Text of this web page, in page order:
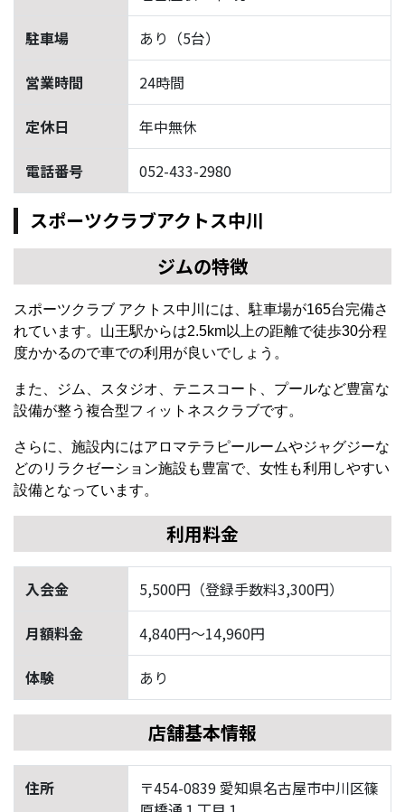
駐車場 あり（5台）
営業時間 24時間
定休日 年中無休
電話番号 052-433-2980
スポーツクラブアクトス中川
ジムの特徴
スポーツクラブ アクトス中川には、駐車場が165台完備さ
れています。山王駅からは2.5km以上の距離で徒歩30分程
度かかるので車での利用が良いでしょう。
また、ジム、スタジオ、テニスコート、プールなど豊富な
設備が整う複合型フィットネスクラブです。
さらに、施設内にはアロマテラピールームやジャグジーな
どのリラクゼーション施設も豊富で、女性も利用しやすい
設備となっています。
利用料金
入会金 5,500円（登録手数料3,300円）
月額料金 4,840円〜14,960円
体験 あり
店舗基本情報
住所
〒454-0839 愛知県名古屋市中川区篠